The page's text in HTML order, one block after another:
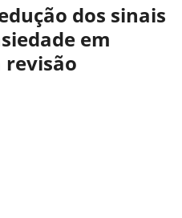
dos sinais
em